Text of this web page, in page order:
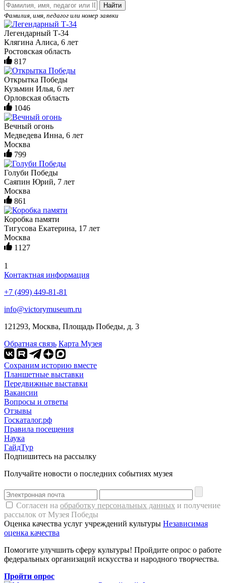
Найти
Фамилия, имя, педагог или номер заявки
Легендарный Т-34
Клягина Алиса, 6 лет
Ростовская область
817
Открытка Победы
Кузьмин Илья, 6 лет
Орловская область
1046
Вечный огонь
Медведева Инна, 6 лет
Москва
799
Голуби Победы
Саяпин Юрий, 7 лет
Москва
861
Коробка памяти
Тигусова Екатерина, 17 лет
Москва
1127
1
Контактная информация
+7 (499) 449-81-81
info@victorymuseum.ru
121293, Москва, Площадь Победы, д. 3
Обратная связь Карта Музея
Сохраним историю вместе
Планшетные выставки
Передвижные выставки
Вакансии
Вопросы и ответы
Отзывы
Госкаталог.рф
Правила посещения
Наука
ГайдТур
Подпишитесь на рассылку
Получайте новости о последних событиях музея
Согласен на обработку персональных данных и получение
рассылок от Музея Победы
Оценка качества услуг учреждений культуры Независимая
оценка качества
Помогите улучшить сферу культуры! Пройдите опрос о работе
федеральных организаций искусства и народного творчества.
Пройти опрос